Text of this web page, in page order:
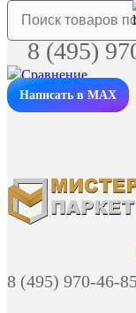
8 (495)
Написать в MAX
8 (495) 970-46-